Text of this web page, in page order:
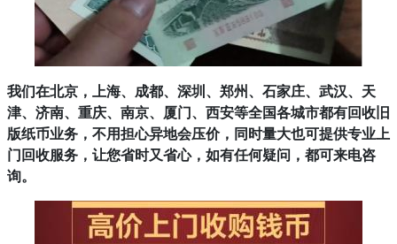
我们在北京，上海、成都、深圳、郑州、石家庄、武汉、天
津、济南、重庆、南京、厦门、西安等全国各城市都有回收旧
版纸币业务，不用担心异地会压价，同时量大也可提供专业上
门回收服务，让您省时又省心，如有任何疑问，都可来电咨
询。